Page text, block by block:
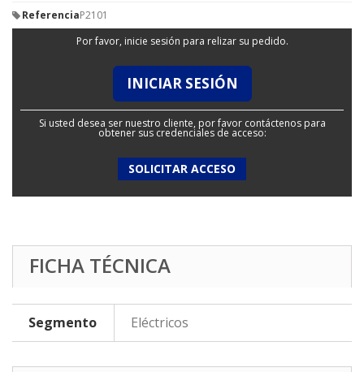
ReferenciaP2101
Por favor, inicie sesión para relizar su pedido.
INICIAR SESIÓN
Si usted desea ser nuestro cliente, por favor contáctenos para
obtener sus credenciales de acceso:
SOLICITAR ACCESO
FICHA TÉCNICA
Segmento Eléctricos